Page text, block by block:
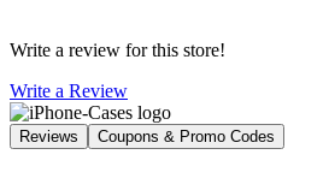
Write a review for this store!
Write a Review
Reviews Coupons & Promo Codes